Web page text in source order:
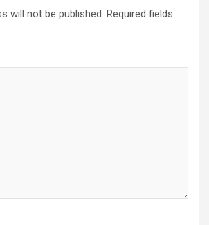
will not be published. Required fields